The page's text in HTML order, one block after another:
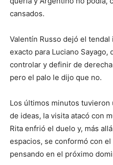
cansados.
Valentín Russo dejó el
exacto para Luciano Sayago,
controlar y definir de
pero el palo le dijo que no.
Los últimos minutos tuvieron
de ideas, la visita atacó con
Rita enfrió el duelo y, más
espacios, se conformó con
pensando en el próximo